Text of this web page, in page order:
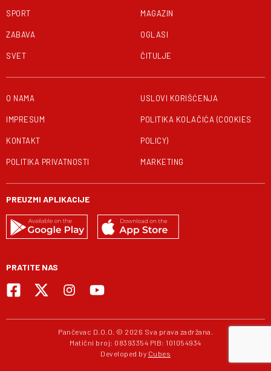
SPORT
ZABAVA
SVET
MAGAZIN
OGLASI
ČITULJE
O NAMA
IMPRESUM
KONTAKT
POLITIKA PRIVATNOSTI
USLOVI KORIŠĆENJA
POLITIKA KOLAČIĆA (COOKIES
POLICY)
MARKETING
PREUZMI APLIKACIJE
PRATITE NAS
Pančevac D.O.O. © 2026 Sva prava zadržana.
Matični broj: 08393354 PIB: 101054934
Developed by Cubes